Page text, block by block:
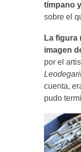
tímpano
sobre el
La figura
imagen
por el
cuenta,
pudo